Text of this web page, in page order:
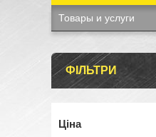
Товары и услуги
ФІЛЬТРИ
Ціна